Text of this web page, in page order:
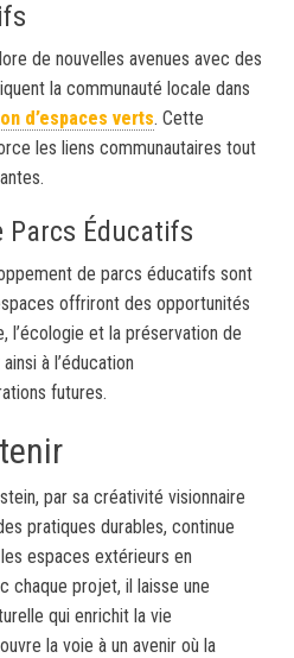
de nouvelles avenues avec des
la communauté locale dans
d’espaces verts. Cette
les liens communautaires tout
Parcs Éducatifs
de parcs éducatifs sont
offriront des opportunités
l’écologie et la préservation de
à l’éducation
futures.
par sa créativité visionnaire
pratiques durables, continue
espaces extérieurs en
chaque projet, il laisse une
qui enrichit la vie
la voie à un avenir où la